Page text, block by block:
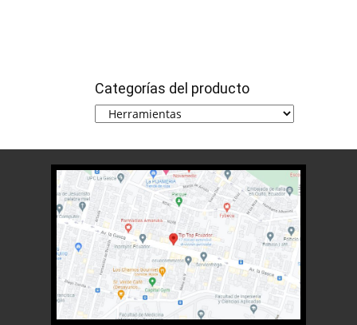
Categorías del producto